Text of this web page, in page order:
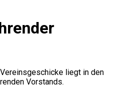
liegt in den
Vorstands.